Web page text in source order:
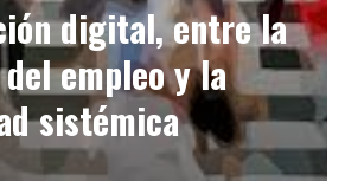
digital, entre la
empleo y la
sistémica